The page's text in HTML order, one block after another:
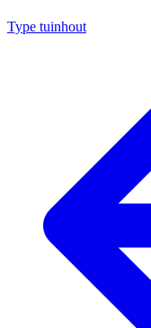
Type tuinhout